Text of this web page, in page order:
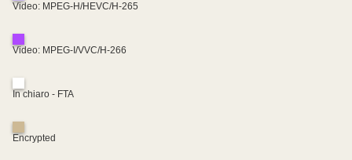
Video: MPEG-H/HEVC/H-265
Video: MPEG-I/VVC/H-266
In chiaro - FTA
Encrypted